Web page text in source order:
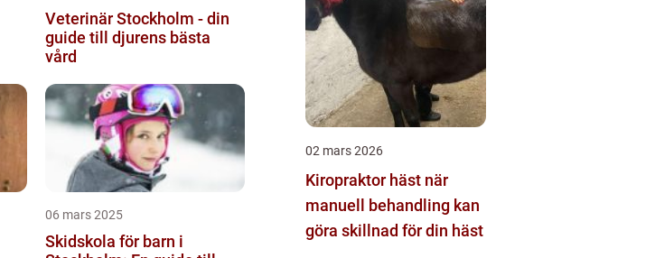
Veterinär Stockholm - din
guide till djurens bästa
vård
06 mars 2025
Skidskola för barn i
02 mars 2026
Kiropraktor häst när
manuell behandling kan
göra skillnad för din häst